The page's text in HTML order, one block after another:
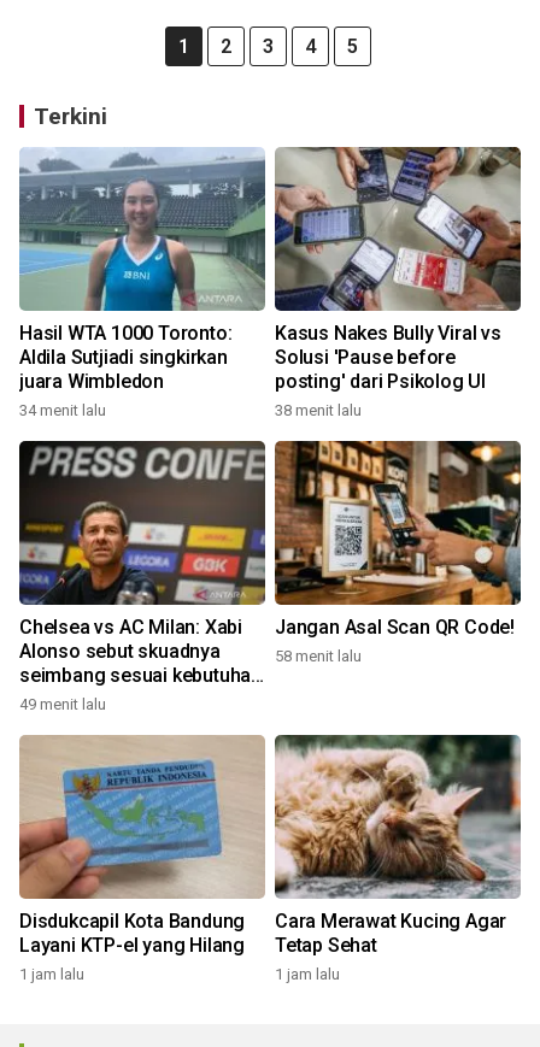
1 2 3 4 5
Terkini
Hasil WTA 1000 Toronto:
Aldila Sutjiadi singkirkan
juara Wimbledon
34 menit lalu
Kasus Nakes Bully Viral vs
Solusi 'Pause before
posting' dari Psikolog UI
38 menit lalu
Chelsea vs AC Milan: Xabi
Alonso sebut skuadnya
seimbang sesuai kebutuhan
Liga Inggris
49 menit lalu
Jangan Asal Scan QR Code!
58 menit lalu
Disdukcapil Kota Bandung
Layani KTP-el yang Hilang
1 jam lalu
Cara Merawat Kucing Agar
Tetap Sehat
1 jam lalu